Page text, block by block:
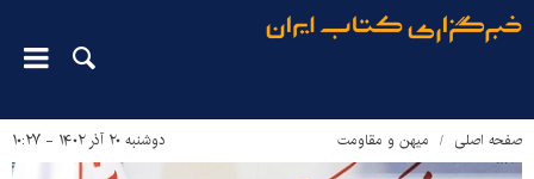
صفحه اصلی میهن و مقاومت دوشنبه ۲۰ آذر ۱۴۰۲ - ۱۰:۲۷